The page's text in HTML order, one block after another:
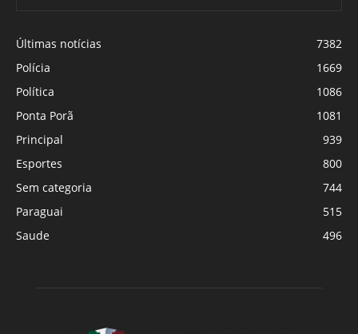
Últimas notícias
7382
Polícia
1669
Política
1086
Ponta Porã
1081
Principal
939
Esportes
800
Sem categoria
744
Paraguai
515
Saude
496